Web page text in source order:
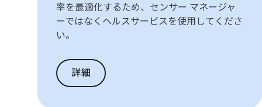
率を最適化するため、センサー マネージャ
ーではなくヘルスサービスを使用してくださ
い。
詳細